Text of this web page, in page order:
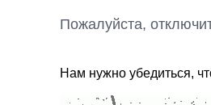
Пожалуйста,
Нам нужно убедиться,